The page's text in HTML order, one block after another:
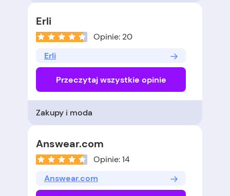
Erli
Opinie: 20
Erli
Przeczytaj wszystkie opinie
Zakupy i moda
Answear.com
Opinie: 14
Answear.com